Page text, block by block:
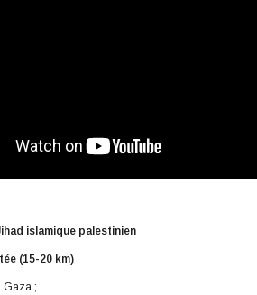
islamique palestinien
(15-20 km)
Gaza ;